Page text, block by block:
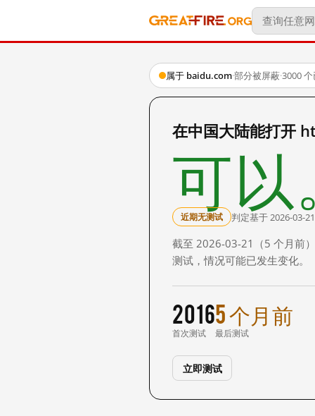
属于 baidu.com·部分被屏蔽·3000
在中国大陆能打开
可以
近期无测试 判定基于 2026-03-
截至 2026-03-21（5 个月前
测试，情况可能已发生变化。
2016
首次测试
5 个月前
最后测试
立即测试